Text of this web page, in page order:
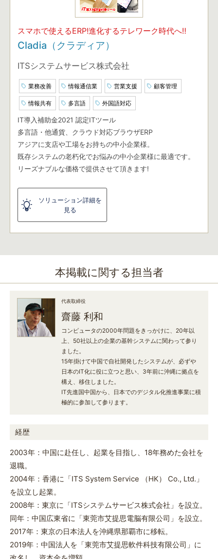
スマホで使えるERP!進化するテレワーク時代へ‼
Cladia（クラディア）
ITSシステムサービス株式会社
業務改善 情報通信業 営業支援 顧客管理
情報共有 多言語 外国語対応
IT導入補助金2021 認定ITツール
多言語・他通貨、クラウド対応ブラウザERP
アジアに支店や工場をお持ちの中小企業様。
既存システムの老朽化でお悩みの中小企業様に最適です。
リーズナブルな価格で提供させて頂きます!
ソリューション詳細を
見る
本掲載に関する担当者
代表取締役
齋藤 利和
コンピュータの2000年問題をきっかけに、20年以
上、50社以上の企業の基幹システムに関わって参り
ました。
15年掛けて中国で自社開発したシステムが、必ずや
日本のIT化に役に立つと思い、3年前に沖縄に拠点を
構え、移住しました。
IT先進国中国から、日本でのデジタル化推進事業に積
極的に参加して参ります。
経歴
2003年：中国に赴任し、起業を目指し、18年務めた会社を
退職。
2004年：香港に「ITS System Service （HK） Co., Ltd.」
を設立し起業。
2008年：東京に「ITSシステムサービス株式会社」を設立。
同年：中国広東省に「東莞市艾提思電脳有限公司」を設立。
2017年：東京の日本法人を沖縄県那覇市に移転。
2019年：中国法人を「東莞市艾提思軟件科技有限公司」に